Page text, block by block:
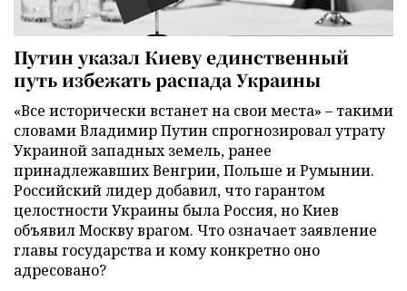
Путин указал Киеву единственный
путь избежать распада Украины
«Все исторически встанет на свои места» – такими
словами Владимир Путин спрогнозировал утрату
Украиной западных земель, ранее
принадлежавших Венгрии, Польше и Румынии.
Российский лидер добавил, что гарантом
целостности Украины была Россия, но Киев
объявил Москву врагом. Что означает заявление
главы государства и кому конкретно оно
адресовано?